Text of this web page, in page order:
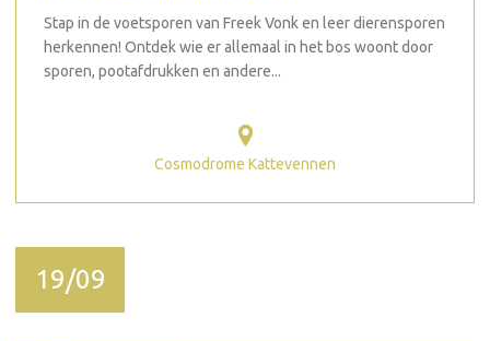
Stap in de voetsporen van Freek Vonk en leer dierensporen
herkennen! Ontdek wie er allemaal in het bos woont door
sporen, pootafdrukken en andere...
Cosmodrome Kattevennen
19/09